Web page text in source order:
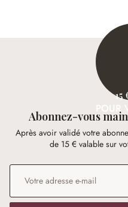
15
POUR
Abonnez-vous
Après avoir validé votre
de 15 € valable sur
Adresse e-mail